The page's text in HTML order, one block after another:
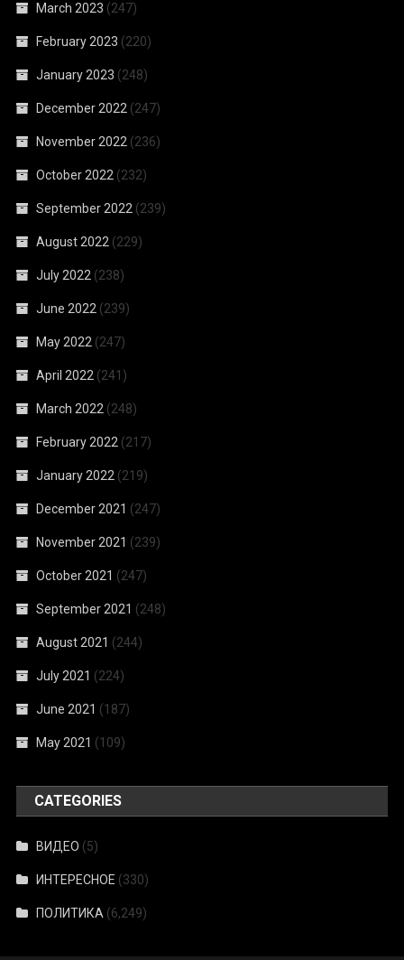
March 2023 (247)
February 2023 (220)
January 2023 (248)
December 2022 (247)
November 2022 (236)
October 2022 (232)
September 2022 (239)
August 2022 (229)
July 2022 (238)
June 2022 (239)
May 2022 (247)
April 2022 (241)
March 2022 (248)
February 2022 (217)
January 2022 (219)
December 2021 (247)
November 2021 (239)
October 2021 (247)
September 2021 (248)
August 2021 (244)
July 2021 (224)
June 2021 (187)
May 2021 (109)
CATEGORIES
ВИДЕО (5)
ИНТЕРЕСНОЕ (330)
ПОЛИТИКА (6,249)